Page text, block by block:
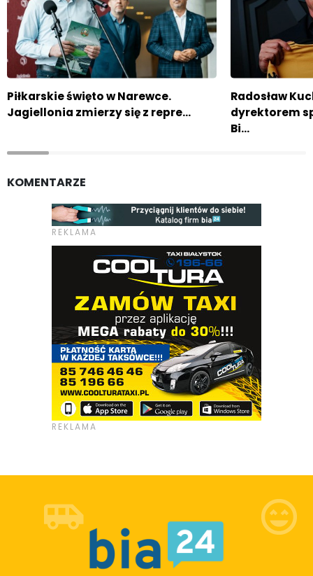
Piłkarskie święto w Narewce.
Jagiellonia zmierzy się z repre…
Radosław
dyrektorem
Bi…
KOMENTARZE